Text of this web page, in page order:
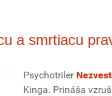
a smrtiacu
Psychotriler
Kinga. Prináša